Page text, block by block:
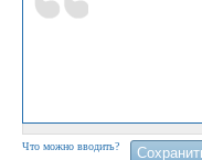
Что можно вводить?